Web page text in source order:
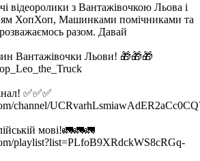
відеоролики з Вантажівочкою Льова і
ХопХоп, Машинками помічниками та
разом. Давай
Вантажівочки Льови! 🎁🎁🎁
✅✅✅
channel/
мові!🚛🚛🚛
playlist?list=PLfoB9XRdckWS8cRGq-